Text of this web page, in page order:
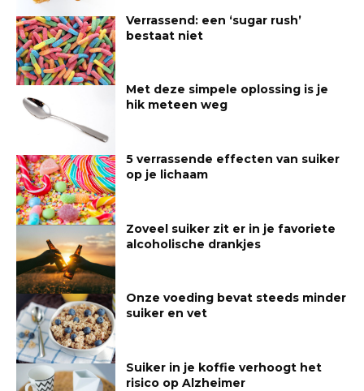
Verrassend: een ‘sugar rush’
bestaat niet
Met deze simpele oplossing is je
hik meteen weg
5 verrassende effecten van suiker
op je lichaam
Zoveel suiker zit er in je favoriete
alcoholische drankjes
Onze voeding bevat steeds minder
suiker en vet
Suiker in je koffie verhoogt het
risico op Alzheimer